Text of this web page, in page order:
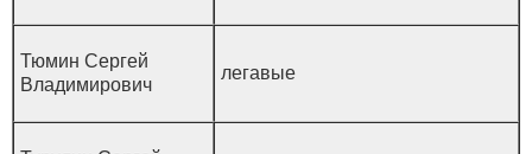
Тюмин Сергей
Владимирович
легавые